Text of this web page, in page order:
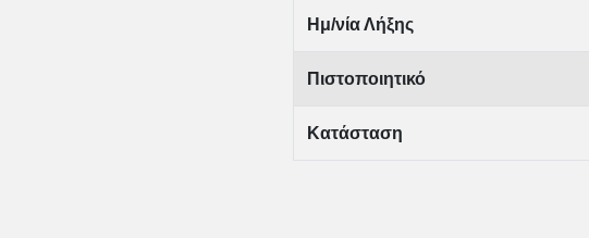
Ημ/νία Λήξης
Πιστοποιητικό
Κατάσταση